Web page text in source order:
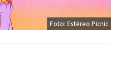
Foto: Estéreo Picnic